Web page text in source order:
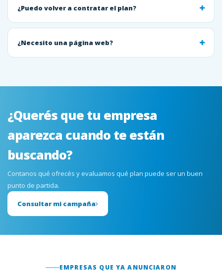
¿Puedo volver a contratar el plan?
¿Necesito una página web?
¿Querés que tu empresa
aparezca cuando te están
buscando?
Contanos qué ofrecés y evaluamos qué plan puede ser un buen
punto de partida.
Consultar mi campaña
EMPRESAS QUE YA ANUNCIARON